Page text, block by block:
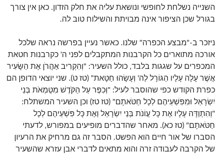
השנייה נשלחת לחופשי ונושאת עליה את חלק הזדון. כאן אין צורך
בגורל שכן הציפור אינה מבויתת והשילוח טוב לה.
ניזכר ב-"מבצע הכפרה" שלנו. כאשר נעיין בפרשה נראה שלכל
אורכה מתוארים כל הקרבנות המתקבלים לפני ה' כקרבנות חטאת
המכפרים על שגגות בלבד, כולל השעיר: "וְהִקְרִיב אַהֲרֹן אֶת הַשָּׂעִיר
אֲשֶׁר עָלָה עָלָיו הַגּוֹרָל לַה' וְעָשָׂהוּ חַטָּאת" (טז ט). שני יוצאי הדופן הם
כפרת הקודש כפי שהוסבר לעיל: "וְכִפֶּר עַל הַקֹּדֶשׁ מִטֻּמְאֹת בְּנֵי
יִשְׂרָאֵל וּמִפִּשְׁעֵיהֶם לְכָל חַטֹּאתָם" (טז טז) וכן השעיר המשתלח:
"וְהִתְוַדָּה עָלָיו אֶת כָּל עֲוֹנֹת בְּנֵי יִשְׂרָאֵל וְאֶת כָּל פִּשְׁעֵיהֶם לְכָל
חַטֹּאתָם" (טז כא). מאחר שהדברים מופיעים במפורש, לדעתי
הסברו של אור חיים הוא הפשט. הסבר זה גם מרחיק את הרעיון
של הקרבה לעבודה זרה והוא מתאים לדברי אבן עזרא שהשעיר